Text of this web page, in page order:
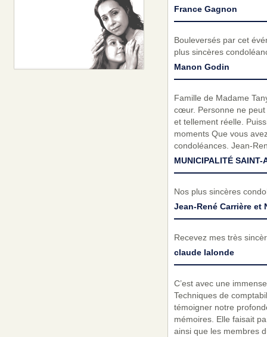
France Gagnon
Bouleversés par cet
plus sincères
Manon Godin
Famille de Madame
cœur. Personne ne peut
et tellement réelle.
moments Que vous
condoléances. Jean-
MUNICIPALITÉ SAINT-
Nos plus sincères
Jean-René Carrière et
Recevez mes très
claude lalonde
C’est avec une
Techniques de
témoigner notre
mémoires. Elle faisait
ainsi que les membres